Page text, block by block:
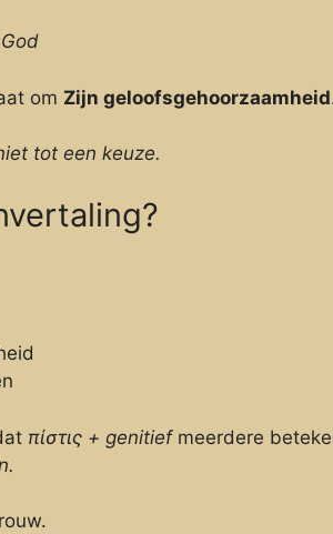
om Zijn geloofsgehoorzaamheid
tot een keuze.
πίστις + genitiefmeerdere